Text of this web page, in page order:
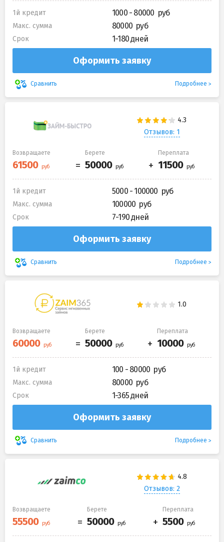
1й кредит 1000 - 80000
Макс. сумма 80000
Срок 1-180 дней
Оформить заявку
Сравнить Подробнее
Отзывов: 1
Возвращаете Берете Переплата
1й кредит 5000 - 100000
Макс. сумма 100000
Срок 7-190 дней
Оформить заявку
Сравнить Подробнее
Возвращаете Берете Переплата
1й кредит 100 - 80000
Макс. сумма 80000
Срок 1-365 дней
Оформить заявку
Сравнить Подробнее
Отзывов: 2
Возвращаете Берете Переплата